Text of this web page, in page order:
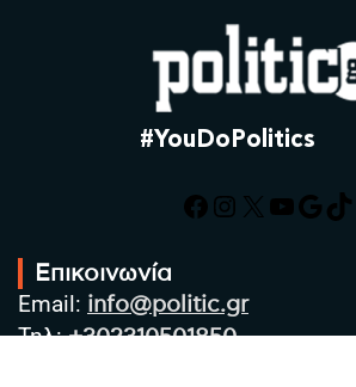
#YouDoPolitics
Facebook
Instagram
X
Επικοινωνία
Email: info@politic.gr
Τηλ:+302310501850